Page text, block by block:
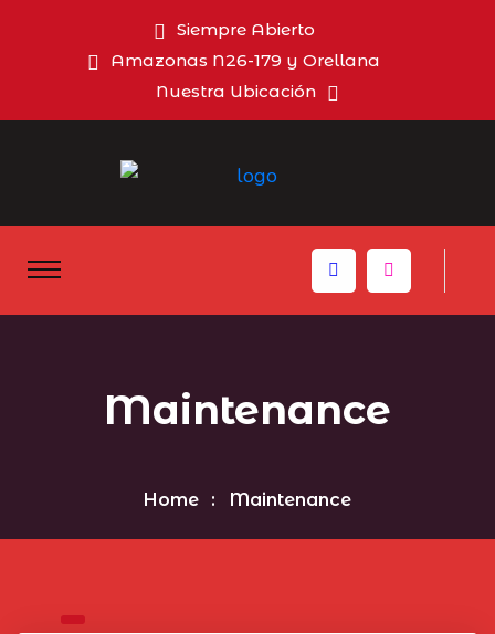
Siempre Abierto
Amazonas N26-179 y Orellana
Nuestra Ubicación
Maintenance
Home Maintenance